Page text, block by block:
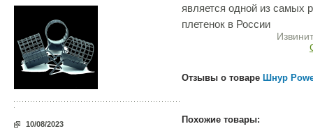
10/08/2023
является одной из самых
плетенок в России
Отзывы о товаре Шнур
Похожие товары: